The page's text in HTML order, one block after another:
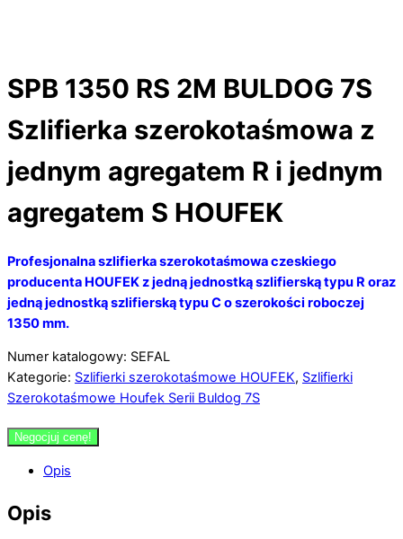
SPB 1350 RS 2M BULDOG 7S
Szlifierka szerokotaśmowa z
jednym agregatem R i jednym
agregatem S HOUFEK
Profesjonalna szlifierka szerokotaśmowa czeskiego
producenta HOUFEK z jedną jednostką szlifierską typu R oraz
jedną jednostką szlifierską typu C o szerokości roboczej
1350 mm.
Numer katalogowy: SEFAL
Kategorie: Szlifierki szerokotaśmowe HOUFEK, Szlifierki
Szerokotaśmowe Houfek Serii Buldog 7S
Negocjuj cenę!
Opis
Opis